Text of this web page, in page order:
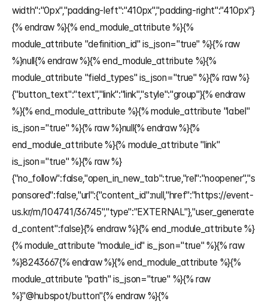
width":"0px","padding-left":"410px","padding-right":"410px"}
{% endraw %}{% end_module_attribute %}{%
module_attribute "definition_id" is_json="true" %}{% raw
%}null{% endraw %}{% end_module_attribute %}{%
module_attribute "field_types" is_json="true" %}{% raw %}
{"button_text":"text","link":"link","style":"group"}{% endraw
%}{% end_module_attribute %}{% module_attribute "label"
is_json="true" %}{% raw %}null{% endraw %}{%
end_module_attribute %}{% module_attribute "link"
is_json="true" %}{% raw %}
{"no_follow":false,"open_in_new_tab":true,"rel":"noopener","s
ponsored":false,"url":{"content_id":null,"href":"https://event-
us.kr/m/104741/36745","type":"EXTERNAL"},"user_generate
d_content":false}{% endraw %}{% end_module_attribute %}
{% module_attribute "module_id" is_json="true" %}{% raw
%}8243667{% endraw %}{% end_module_attribute %}{%
module_attribute "path" is_json="true" %}{% raw
%}"@hubspot/button"{% endraw %}{%